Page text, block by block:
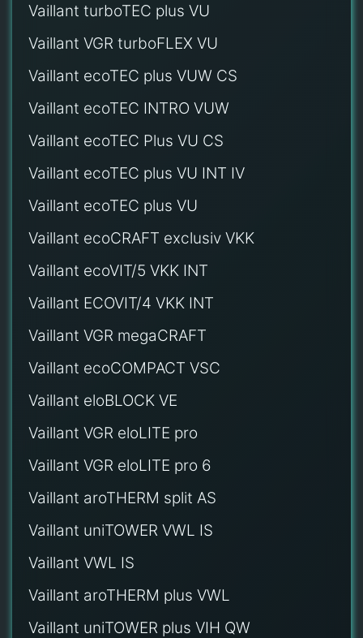
Vaillant turboTEC plus VU
Vaillant VGR turboFLEX VU
Vaillant ecoTEC plus VUW CS
Vaillant ecoTEC INTRO VUW
Vaillant ecoTEC Plus VU CS
Vaillant ecoTEC plus VU INT IV
Vaillant ecoTEC plus VU
Vaillant ecoCRAFT exclusiv VKK
Vaillant ecoVIT/5 VKK INT
Vaillant ECOVIT/4 VKK INT
Vaillant VGR megaCRAFT
Vaillant ecoCOMPACT VSC
Vaillant eloBLOCK VE
Vaillant VGR eloLITE pro
Vaillant VGR eloLITE pro 6
Vaillant aroTHERM split AS
Vaillant uniTOWER VWL IS
Vaillant VWL IS
Vaillant aroTHERM plus VWL
Vaillant uniTOWER plus VIH QW